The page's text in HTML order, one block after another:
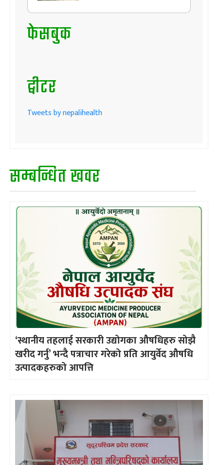
फेसबुक
ट्वीटर
Tweets by nepalihealth
सम्बन्धित खवर
‘स्थानीय तहलाई सरकारी उद्योगका औषधिहरु सोझै
खरीद गर्नु’ भन्दै पत्राचार गरेको प्रति आयुर्वेद औषधि
उत्पादकहरुको आपत्ति